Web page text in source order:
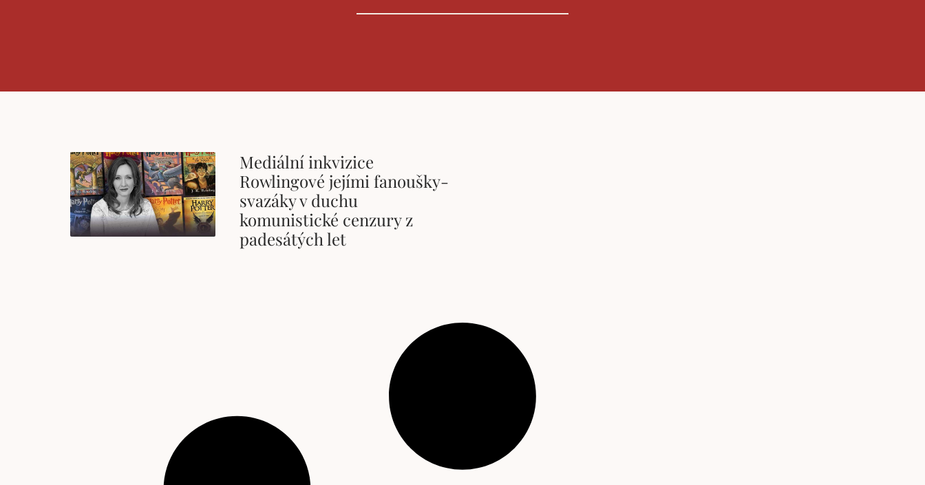
Mediální inkvizice
Rowlingové jejími fanoušky-
svazáky v duchu
komunistické cenzury z
padesátých let